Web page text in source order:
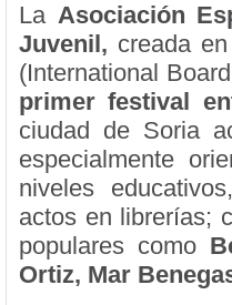
La Asociación
Juvenil, creada
(International
primer festival
ciudad de Soria
especialmente
niveles
actos en librerías;
populares como
Ortiz, Mar